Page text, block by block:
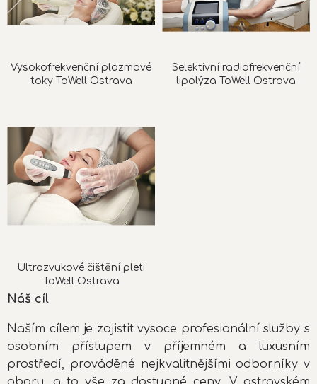
Vysokofrekvenční plazmové
toky ToWell Ostrava
Selektivní radiofrekvenční
lipolýza ToWell Ostrava
Ultrazvukové čištění pleti
ToWell Ostrava
Náš cíl
Naším cílem je zajistit vysoce profesionální služby s
osobním přístupem v příjemném a luxusním
prostředí, prováděné nejkvalitnějšími odborníky v